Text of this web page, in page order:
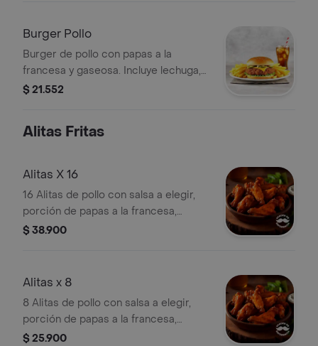
Burger Pollo
Burger de pollo con papas a la
francesa y gaseosa. Incluye lechuga,
queso y jalapeños.
$ 21.552
Alitas Fritas
Alitas X 16
16 Alitas de pollo con salsa a elegir,
porción de papas a la francesa,
bastones de apio y zanahoria.
$ 38.900
Alitas x 8
8 Alitas de pollo con salsa a elegir,
porción de papas a la francesa,
bastones de apio y zanahoria.
$ 25.900